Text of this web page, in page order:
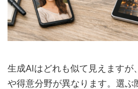
生成AIはどれも似て見えますが
や得意分野が異なります。選ぶ